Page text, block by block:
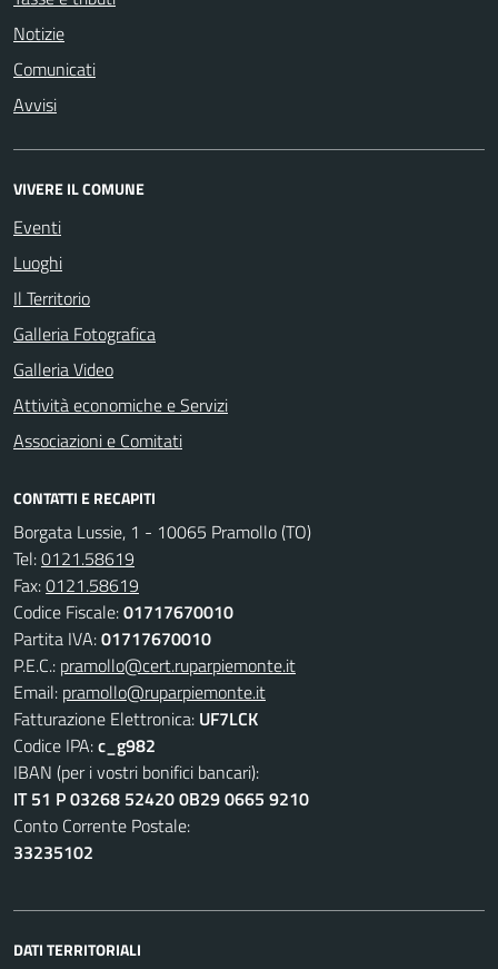
Notizie
Comunicati
Avvisi
VIVERE IL COMUNE
Eventi
Luoghi
Il Territorio
Galleria Fotografica
Galleria Video
Attività economiche e Servizi
Associazioni e Comitati
CONTATTI E RECAPITI
Borgata Lussie, 1 - 10065 Pramollo (TO)
Tel:0121.58619
Fax:0121.58619
Codice Fiscale:01717670010
Partita IVA:01717670010
P.E.C.: pramollo@cert.ruparpiemonte.it
Email: pramollo@ruparpiemonte.it
Fatturazione Elettronica: UF7LCK
Codice IPA:c_g982
IBAN (per i vostri bonifici bancari):
IT 51 P 03268 52420 0B29 0665 9210
Conto Corrente Postale:
33235102
DATI TERRITORIALI